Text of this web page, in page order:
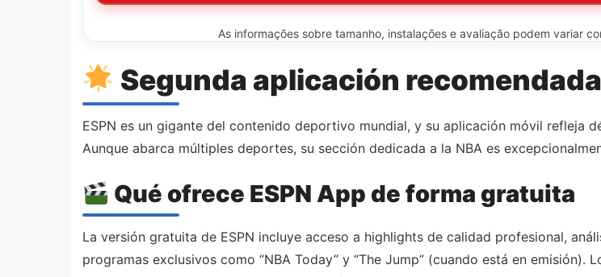
As informações sobre tamanho, instalações e avaliação podem variar
Segunda aplicación
ESPN es un gigante del contenido deportivo mundial, y su aplicación móvil refleja
Aunque abarca múltiples deportes, su sección dedicada a la NBA es
Qué ofrece ESPN App de forma gratuita
La versión gratuita de ESPN incluye acceso a highlights de calidad profesional,
programas exclusivos como “NBA Today” y “The Jump” (cuando está en emisión).